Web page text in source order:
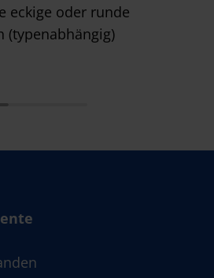
eckige oder runde
(typenabhängig)